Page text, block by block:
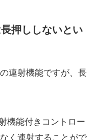
押ししないとい
連射機能ですが、長
機能付きコントロー
く連射することがで